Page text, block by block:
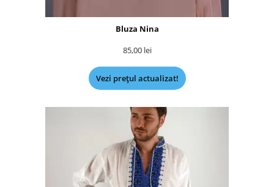
Bluza Nina
85,00 lei
Vezi prețul actualizat!